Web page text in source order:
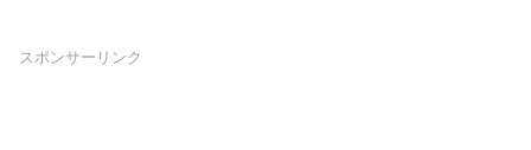
スポンサーリンク